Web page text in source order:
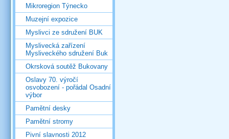
Mikroregion Týnecko
Muzejní expozice
Myslivci ze sdružení BUK
Myslivecká zařízení
Mysliveckého sdružení Buk
Okrsková soutěž Bukovany
Oslavy 70. výročí
osvobození - pořádal Osadní
výbor
Pamětní desky
Pamětní stromy
Pivní slavnosti 2012